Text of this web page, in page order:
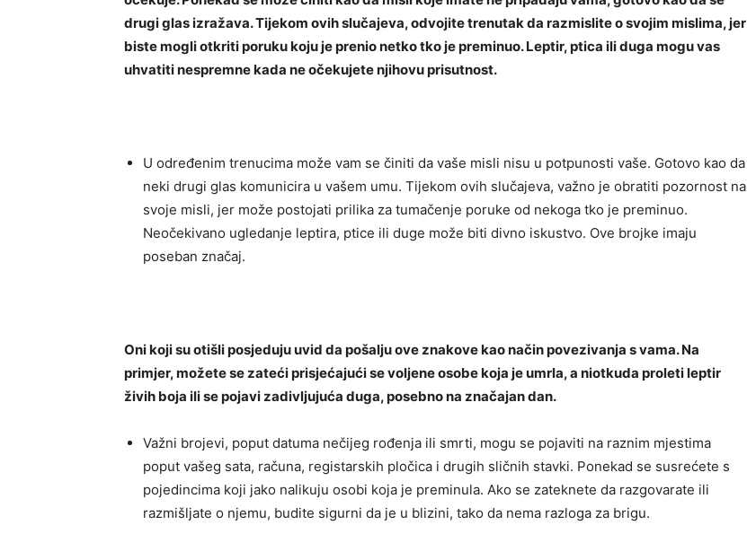
drugi glas izražava. Tijekom ovih slučajeva, odvojite trenutak da razmislite o svojim mislima, jer
biste mogli otkriti poruku koju je prenio netko tko je preminuo. Leptir, ptica ili duga mogu vas
uhvatiti nespremne kada ne očekujete njihovu prisutnost.
U određenim trenucima može vam se činiti da vaše misli nisu u potpunosti vaše. Gotovo kao da
neki drugi glas komunicira u vašem umu. Tijekom ovih slučajeva, važno je obratiti pozornost na
svoje misli, jer može postojati prilika za tumačenje poruke od nekoga tko je preminuo.
Neočekivano ugledanje leptira, ptice ili duge može biti divno iskustvo. Ove brojke imaju
poseban značaj.
Oni koji su otišli posjeduju uvid da pošalju ove znakove kao način povezivanja s vama. Na
primjer, možete se zateći prisjećajući se voljene osobe koja je umrla, a niotkuda proleti leptir
živih boja ili se pojavi zadivljujuća duga, posebno na značajan dan.
Važni brojevi, poput datuma nečijeg rođenja ili smrti, mogu se pojaviti na raznim mjestima
poput vašeg sata, računa, registarskih pločica i drugih sličnih stavki. Ponekad se susrećete s
pojedincima koji jako nalikuju osobi koja je preminula. Ako se zateknete da razgovarate ili
razmišljate o njemu, budite sigurni da je u blizini, tako da nema razloga za brigu.